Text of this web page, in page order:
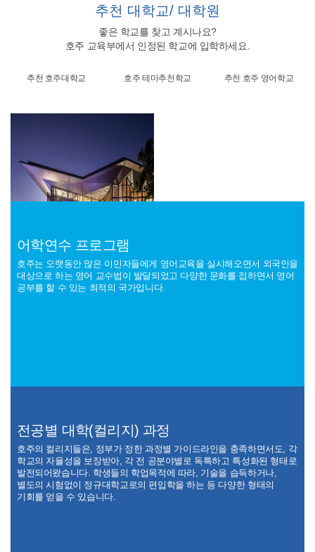
추천 대학교/ 대학원
좋은 학교를 찾고 계시나요?
호주 교육부에서 인정된 학교에 입학하세요.
추천 호주대학교 호주 테마추천학교 추천 호주 영어학교
James Cook University Australia King's Own Institute
ECA Group (Education Centre of
어학연수 프로그램
호주는 오랫동안 많은 이민자들에게 영어교육을 실시해오면서 외국인을
대상으로 하는 영어 교수법이 발달되었고 다양한 문화를 접하면서 영어
공부를 할 수 있는 최적의 국가입니다.
전공별 대학(컬리지) 과정
호주의 컬리지들은, 정부가 정한 과정별 가이드라인을 충족하면서도, 각
학교의 자율성을 보장받아, 각 전 공분야별로 독특하고 특성화된 형태로
발전되어왔습니다. 학생들의 학업목적에 따라, 기술을 습득하거나,
별도의 시험없이 정규대학교로의 편입학을 하는 등 다양한 형태의
기회를 얻을 수 있습니다.